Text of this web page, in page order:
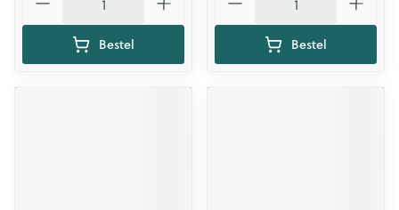
Bestel Bestel